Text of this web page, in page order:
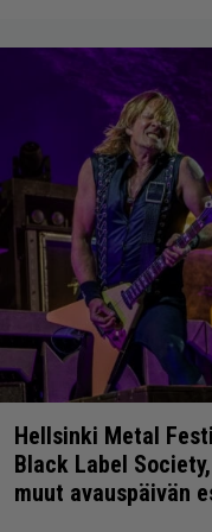
Hellsinki Metal
Black Label
muut avauspäivän